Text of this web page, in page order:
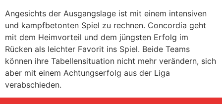
Angesichts der Ausgangslage ist mit einem intensiven
und kampfbetonten Spiel zu rechnen. Concordia geht
mit dem Heimvorteil und dem jüngsten Erfolg im
Rücken als leichter Favorit ins Spiel. Beide Teams
können ihre Tabellensituation nicht mehr verändern, sich
aber mit einem Achtungserfolg aus der Liga
verabschieden.